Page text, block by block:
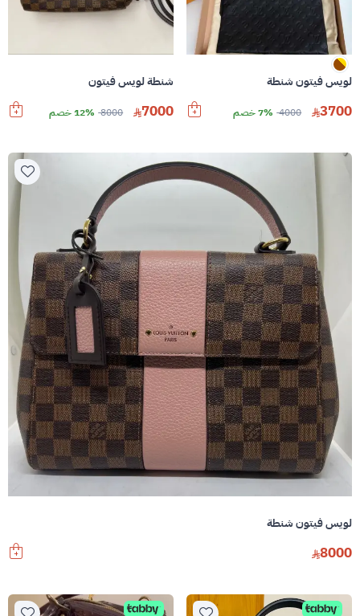
لويس فيتون شنطة
3700
4000 7% خصم
شنطة لويس فيتون
7000
8000 12% خصم
لويس فيتون شنطة
8000